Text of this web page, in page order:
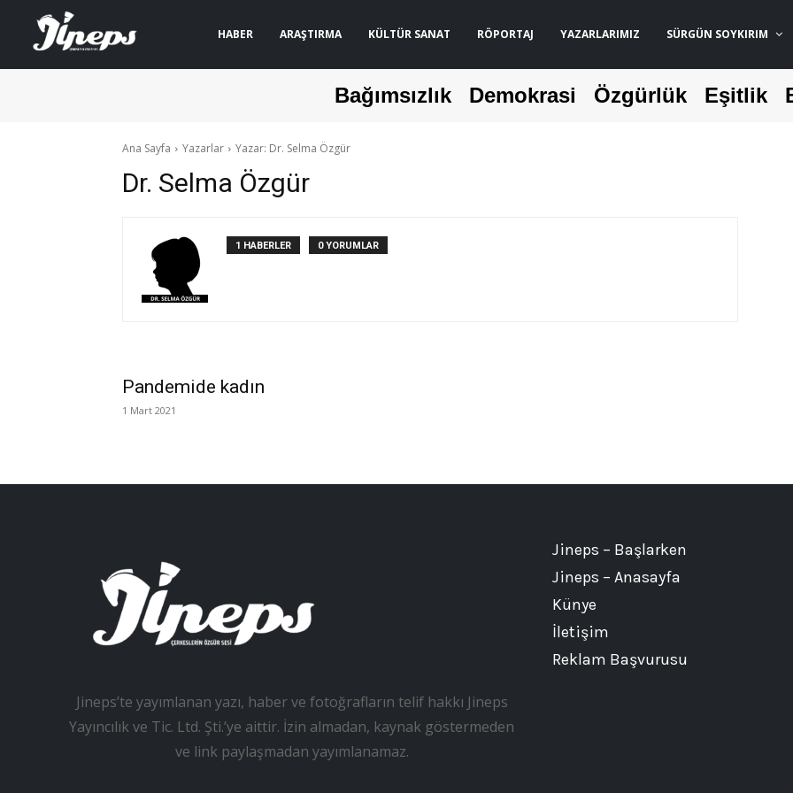
HABER ARAŞTIRMA KÜLTÜR SANAT RÖPORTAJ YAZARLARIMIZ SÜRGÜN SOYKIRIM
Bağımsızlık Demokrasi Özgürlük Eşitlik
Ana Sayfa Yazarlar Yazar: Dr. Selma Özgür
Dr. Selma Özgür
1 HABERLER 0 YORUMLAR
Pandemide kadın
1 Mart 2021
Jineps’te yayımlanan yazı, haber ve fotoğrafların telif hakkı Jineps
Yayıncılık ve Tic. Ltd. Şti.’ye aittir. İzin almadan, kaynak göstermeden
ve link paylaşmadan yayımlanamaz.
Jineps – Başlarken
Jineps – Anasayfa
Künye
İletişim
Reklam Başvurusu